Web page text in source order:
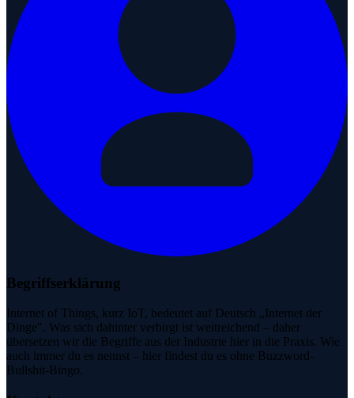
Begriffserklärung
Internet of Things, kurz IoT, bedeutet auf Deutsch „Internet der
Dinge". Was sich dahinter verbirgt ist weitreichend – daher
übersetzen wir die Begriffe aus der Industrie hier in die Praxis. Wie
auch immer du es nennst – hier findest du es ohne Buzzword-
Bullshit-Bingo.